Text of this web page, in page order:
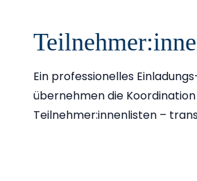
Ein professionelles
übernehmen die
Teilnehmer:innenlisten –